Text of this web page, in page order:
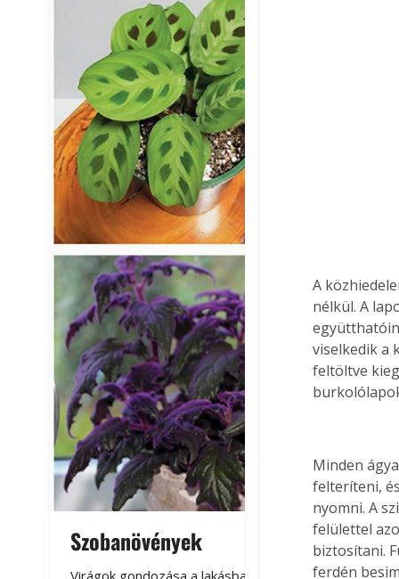
Szobanövények
Virágoskert:
teraszon,
A
nélkül. A
viselkedik a
feltöltve
Minden
felteríteni,
nyomni. A
felülettel
biztosítani.
ferdén